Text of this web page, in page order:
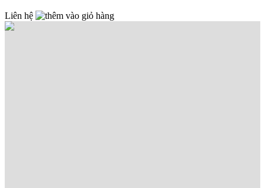
Liên hệ